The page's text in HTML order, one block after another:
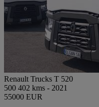
Renault Trucks T 520
500 402 kms - 2021
55000 EUR